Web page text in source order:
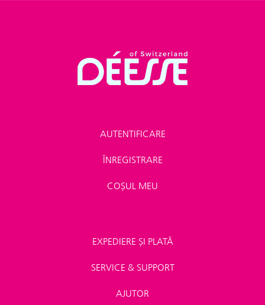
AUTENTIFICARE
ÎNREGISTRARE
COȘUL MEU
EXPEDIERE ȘI PLATĂ
SERVICE & SUPPORT
AJUTOR